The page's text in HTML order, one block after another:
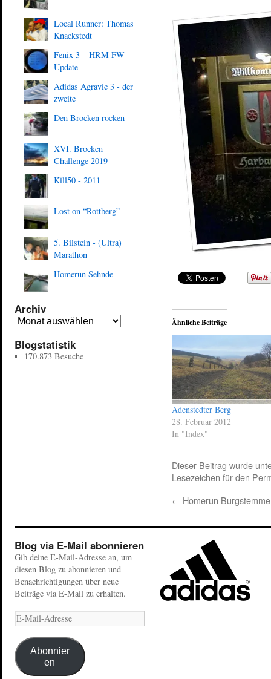
Ähnliche Beiträge
Adenstedter Berg
28. Februar 2012
In "Index"
Dieser Beitrag wurde
Lesezeichen für den
← Homerun
Local Runner: Thomas
Knackstedt
Fenix 3 – HRM FW
Update
Adidas Agravic 3 - der
zweite
Den Brocken rocken
XVI. Brocken
Challenge 2019
Kill50 - 2011
Lost on “Rottberg”
5. Bilstein - (Ultra)
Marathon
Homerun Sehnde
Archiv
Blogstatistik
170.873 Besuche
Blog via E-Mail abonnieren
Gib deine E-Mail-Adresse an, um
diesen Blog zu abonnieren und
Benachrichtigungen über neue
Beiträge via E-Mail zu erhalten.
Abonnier
en